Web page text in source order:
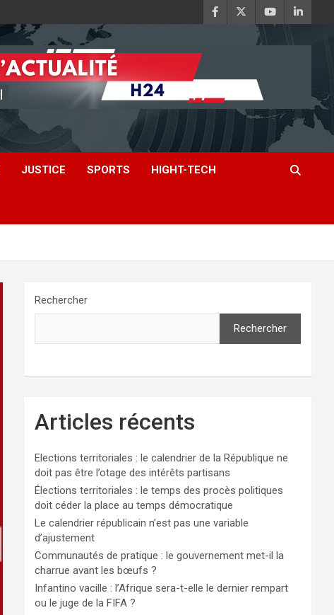
JUSTICE SPORTS HIGHT-TECH
Rechercher
Rechercher
Articles récents
Elections territoriales : le calendrier de la République ne
doit pas être l’otage des intérêts partisans
Élections territoriales : le temps des procès politiques
doit céder la place au temps démocratique
Le calendrier républicain n’est pas une variable
d’ajustement
Communautés de pratique : le gouvernement met-il la
charrue avant les bœufs ?
Infantino vacille : l’Afrique sera-t-elle le dernier rempart
ou le juge de la FIFA ?